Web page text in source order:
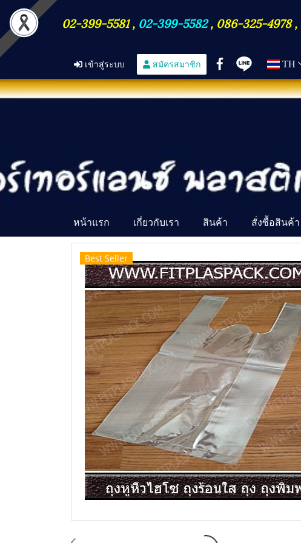
02-399-5581, 02-399-5582, 086-325-4978,
เข้าสู่ระบบ สมัครสมาชิก TH
หน้าแรก เกี่ยวกับเรา สินค้า สั่งซื้อสินค้า
Best Seller